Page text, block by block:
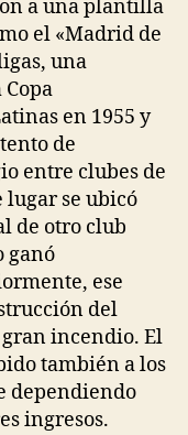
a una plantilla
el «Madrid de
una
en 1955 y
de
entre clubes de
lugar se ubicó
de otro club
ganó
ese
del
incendio. El
también a los
dependiendo
ingresos.